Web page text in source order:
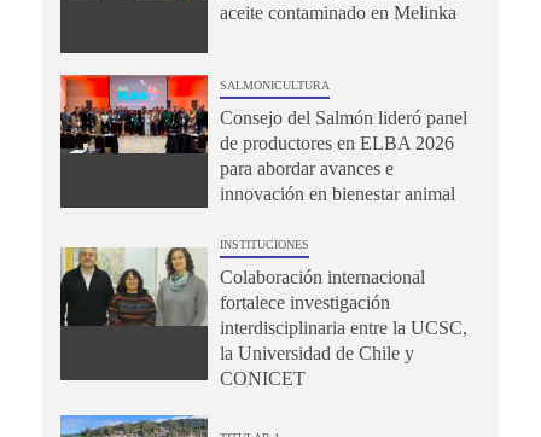
aceite contaminado en Melinka
SALMONICULTURA
Consejo del Salmón lideró panel
de productores en ELBA 2026
para abordar avances e
innovación en bienestar animal
INSTITUCIONES
Colaboración internacional
fortalece investigación
interdisciplinaria entre la UCSC,
la Universidad de Chile y
CONICET